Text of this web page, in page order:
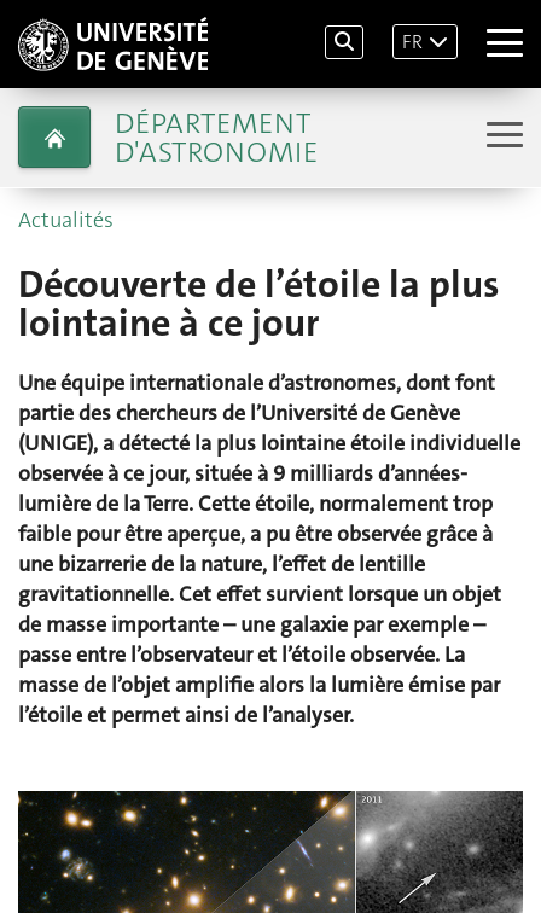
FR
DÉPARTEMENT
D'ASTRONOMIE
Actualités
Découverte de l’étoile la plus
lointaine à ce jour
Une équipe internationale d’astronomes, dont font
partie des chercheurs de l’Université de Genève
(UNIGE), a détecté la plus lointaine étoile individuelle
observée à ce jour, située à 9 milliards d’années-
lumière de la Terre. Cette étoile, normalement trop
faible pour être aperçue, a pu être observée grâce à
une bizarrerie de la nature, l’effet de lentille
gravitationnelle. Cet effet survient lorsque un objet
de masse importante – une galaxie par exemple –
passe entre l’observateur et l’étoile observée. La
masse de l’objet amplifie alors la lumière émise par
l’étoile et permet ainsi de l’analyser.